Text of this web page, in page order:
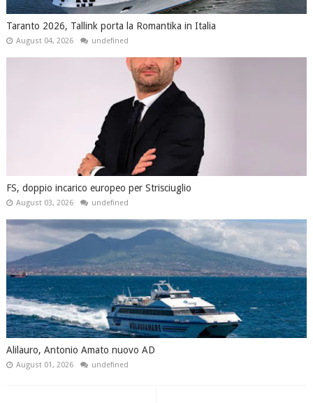
Taranto 2026, Tallink porta la Romantika in Italia
August 04, 2026 undefined
FS, doppio incarico europeo per Strisciuglio
August 03, 2026 undefined
Alilauro, Antonio Amato nuovo AD
August 01, 2026 undefined